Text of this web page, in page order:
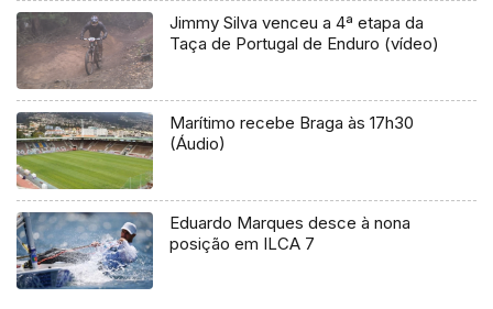
Jimmy Silva venceu a 4ª etapa da
Taça de Portugal de Enduro (vídeo)
Marítimo recebe Braga às 17h30
(Áudio)
Eduardo Marques desce à nona
posição em ILCA 7